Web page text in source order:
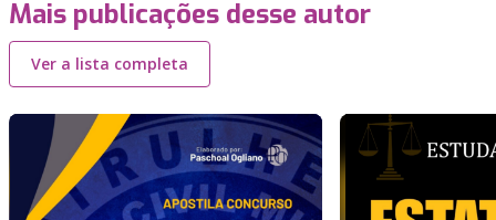
Mais publicações desse autor
Ver a lista completa